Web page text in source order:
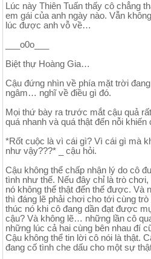
Lúc này Thiên Tuấn thấy cô chẳng
em gái của anh ngày nào. Vẫn
lúc được anh vỗ về…
___o0o___
Biệt thự Hoàng Gia…
Cậu đứng nhìn về phía mặt trời
ngâm… nghĩ về điều gì đó.
Mọi thứ bày ra trước mắt cậu quả
quá nhanh và quá thật đến nỗi khiến
*Rốt cuộc là vì cái gì? Vì cái gì mà
như vậy???* _ cậu hỏi.
Cậu không thể chấp nhận lý do cô
tình như thế. Nếu đây chỉ là trò
nó không thể thật đến thế được. Và
thì đáng lẽ phải chơi cho tới cùng
thúc nó khi cô đang dần đạt được
cậu? Và không lẽ… những lần cô
những lúc cả hai cùng bên nhau đí
Cậu không thể tin lời cô nói là thật.
đang cố tình che dấu cho một sự